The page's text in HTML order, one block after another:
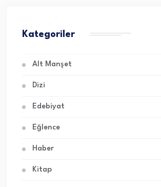
Kategoriler
Alt Manşet
Dizi
Edebiyat
Eğlence
Haber
Kitap